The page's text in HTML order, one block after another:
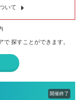
いて
で 探すことができます。
開催終了